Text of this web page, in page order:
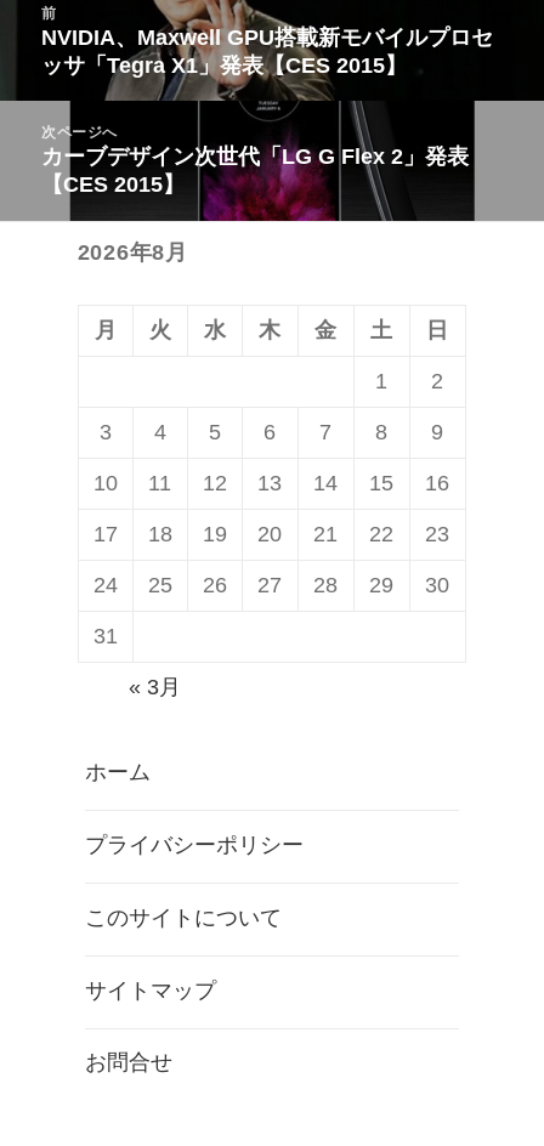
ビ
前
前
の
投
稿:
NVIDIA、Maxwell GPU搭載新モバイルプロセ
ッサ「Tegra X1」発表【CES 2015】
次ページへ
次
の
投
カーブデザイン次世代「LG G Flex 2」発表
【CES 2015】
2026年8月
月 火 水 木 金 土 日
1 2
3 4 5 6 7 8 9
10 11 12 13 14 15 16
17 18 19 20 21 22 23
24 25 26 27 28 29 30
31
« 3月
ホーム
プライバシーポリシー
このサイトについて
サイトマップ
お問合せ